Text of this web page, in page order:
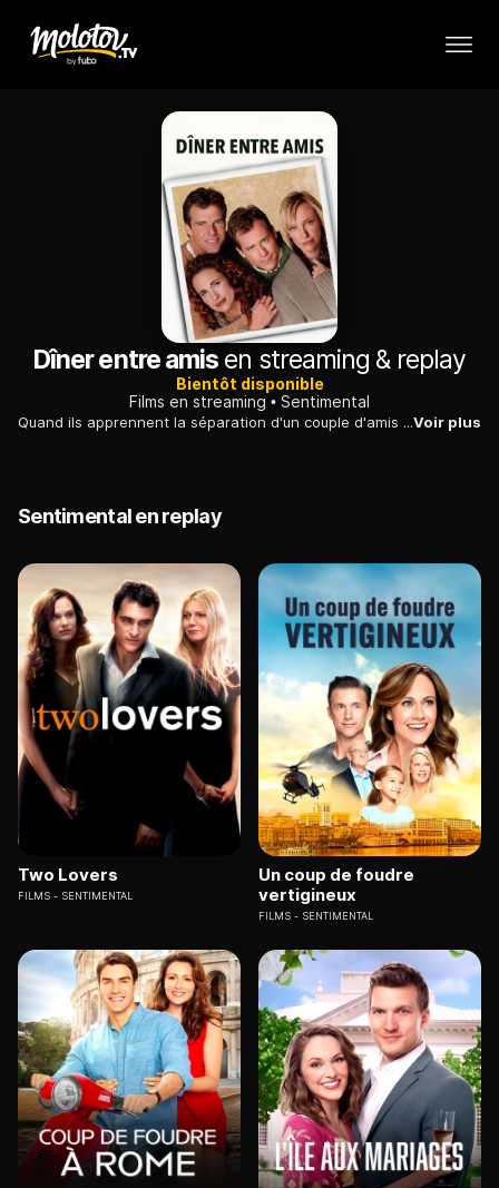
Dîner entre amis en streaming & replay
Bientôt disponible
Films en streaming
Sentimental
Quand ils apprennent la séparation d'un couple d'amis de longue date, deux journalistes décident de s'interroger sur les fondements de leur relation.Voir plus
Sentimental en replay
Two Lovers
FILMS SENTIMENTAL
Un coup de foudre
vertigineux
FILMS SENTIMENTAL